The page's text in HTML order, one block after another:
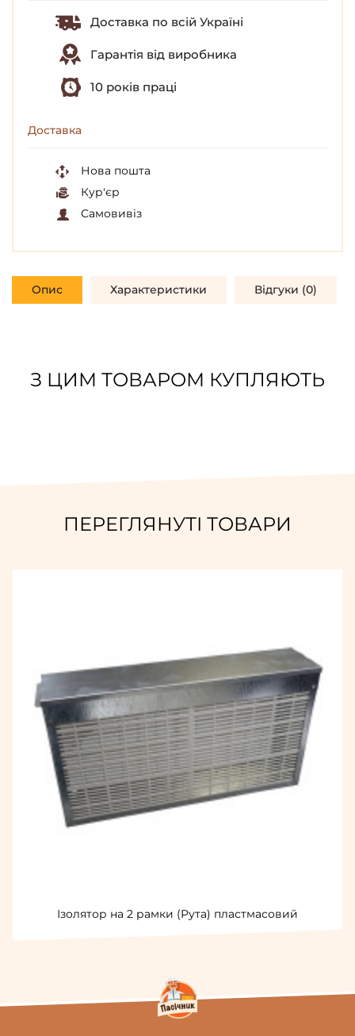
Доставка по всій Україні
Гарантія від виробника
10 років праці
Доставка
Нова пошта
Кур'єр
Самовивіз
Опис Характеристики Відгуки (0)
З ЦИМ ТОВАРОМ КУПЛЯЮТЬ
ПЕРЕГЛЯНУТІ ТОВАРИ
Ізолятор на 2 рамки (Рута) пластмасовий